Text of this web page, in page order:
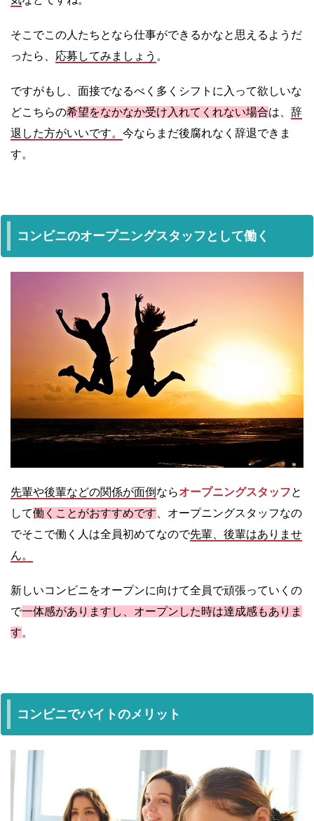
そこでこの人たちとなら仕事ができるかなと思えるようだ
ったら、 応募してみましょう 。
ですがもし、面接でなるべく多くシフトに入って欲しいな
どこちらの希望をなかなか受け入れてくれない場合は、 辞
退した方がいいです。 今ならまだ後腐れなく辞退できま
す。
コンビニのオープニングスタッフとして働く
先輩や後輩などの関係が面倒 ならオープニングスタッフと
して働くことがおすすめです 、オープニングスタッフなの
でそこで働く人は全員初めてなので先輩、後輩はありませ
ん。
新しいコンビニをオープンに向けて全員で頑張っていくの
で一体感がありますし、オープンした時は達成感もありま
す。
コンビニでバイトのメリット